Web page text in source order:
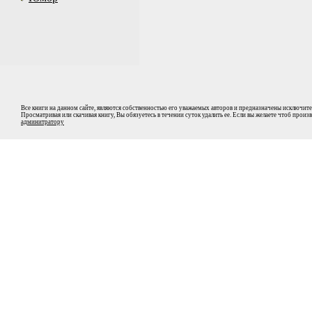
Все книги на данном сайте, являются собственностью его уважаемых авторов и предназначены
Просматривая или скачивая книгу, Вы обязуетесь в течении суток удалить ее. Если вы желаете чтоб
админитратору